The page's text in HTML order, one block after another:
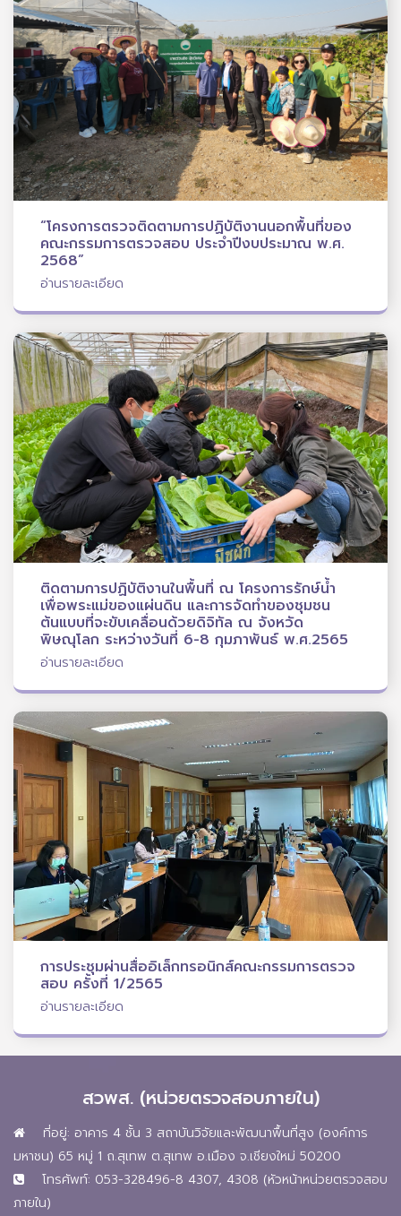
“โครงการตรวจติดตามการปฏิบัติงานนอกพื้นที่ของ
คณะกรรมการตรวจสอบ ประจำปีงบประมาณ พ.ศ.
2568”
อ่านรายละเอียด
ติดตามการปฏิบัติงานในพื้นที่ ณ โครงการรักษ์น้ำ
เพื่อพระแม่ของแผ่นดิน และการจัดทำของชุมชน
ต้นแบบที่จะขับเคลื่อนด้วยดิจิทัล ณ จังหวัด
พิษณุโลก ระหว่างวันที่ 6-8 กุมภาพันธ์ พ.ศ.2565
อ่านรายละเอียด
การประชุมผ่านสื่ออิเล็กทรอนิกส์คณะกรรมการตรวจ
สอบ ครั้งที่ 1/2565
อ่านรายละเอียด
สวพส. (หน่วยตรวจสอบภายใน)
ที่อยู่: อาคาร 4 ชั้น 3 สถาบันวิจัยและพัฒนาพื้นที่สูง (องค์การ
มหาชน) 65 หมู่ 1 ถ.สุเทพ ต.สุเทพ อ.เมือง จ.เชียงใหม่ 50200
โทรศัพท์: 053-328496-8 4307, 4308 (หัวหน้าหน่วยตรวจสอบ
ภายใน)